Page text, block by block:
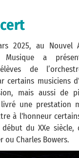
2025, au Nouvel
Musique a
de
certains musiciens
mais aussi de
une prestation
à l'honneur
du XXe siècle,
ou Charles Bowers.